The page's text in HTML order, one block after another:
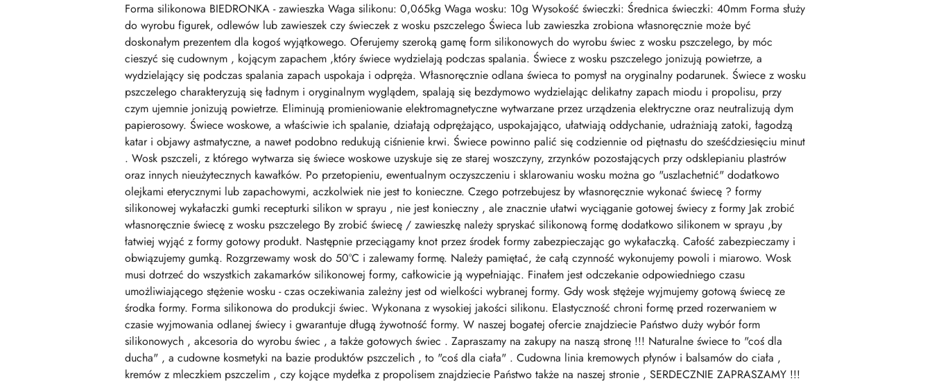
Forma silikonowa BIEDRONKA - zawieszka Waga silikonu: 0,065kg Waga wosku: 10g Wysokość świeczki: Średnica świeczki: 40mm Forma służy
do wyrobu figurek, odlewów lub zawieszek czy świeczek z wosku pszczelego Świeca lub zawieszka zrobiona własnoręcznie może być
doskonałym prezentem dla kogoś wyjątkowego. Oferujemy szeroką gamę form silikonowych do wyrobu świec z wosku pszczelego, by móc
cieszyć się cudownym , kojącym zapachem ,który świece wydzielają podczas spalania. Świece z wosku pszczelego jonizują powietrze, a
wydzielający się podczas spalania zapach uspokaja i odpręża. Własnoręcznie odlana świeca to pomysł na oryginalny podarunek. Świece z wosku
pszczelego charakteryzują się ładnym i oryginalnym wyglądem, spalają się bezdymowo wydzielając delikatny zapach miodu i propolisu, przy
czym ujemnie jonizują powietrze. Eliminują promieniowanie elektromagnetyczne wytwarzane przez urządzenia elektryczne oraz neutralizują dym
papierosowy. Świece woskowe, a właściwie ich spalanie, działają odprężająco, uspokajająco, ułatwiają oddychanie, udrażniają zatoki, łagodzą
katar i objawy astmatyczne, a nawet podobno redukują ciśnienie krwi. Świece powinno palić się codziennie od piętnastu do sześćdziesięciu minut
. Wosk pszczeli, z którego wytwarza się świece woskowe uzyskuje się ze starej woszczyny, zrzynków pozostających przy odsklepianiu plastrów
oraz innych nieużytecznych kawałków. Po przetopieniu, ewentualnym oczyszczeniu i sklarowaniu wosku można go "uszlachetnić" dodatkowo
olejkami eterycznymi lub zapachowymi, aczkolwiek nie jest to konieczne. Czego potrzebujesz by własnoręcznie wykonać świecę ? formy
silikonowej wykałaczki gumki recepturki silikon w sprayu , nie jest konieczny , ale znacznie ułatwi wyciąganie gotowej świecy z formy Jak zrobić
własnoręcznie świecę z wosku pszczelego By zrobić świecę / zawieszkę należy spryskać silikonową formę dodatkowo silikonem w sprayu ,by
łatwiej wyjąć z formy gotowy produkt. Następnie przeciągamy knot przez środek formy zabezpieczając go wykałaczką. Całość zabezpieczamy i
obwiązujemy gumką. Rozgrzewamy wosk do 50°C i zalewamy formę. Należy pamiętać, że całą czynność wykonujemy powoli i miarowo. Wosk
musi dotrzeć do wszystkich zakamarków silikonowej formy, całkowicie ją wypełniając. Finałem jest odczekanie odpowiedniego czasu
umożliwiającego stężenie wosku - czas oczekiwania zależny jest od wielkości wybranej formy. Gdy wosk stężeje wyjmujemy gotową świecę ze
środka formy. Forma silikonowa do produkcji świec. Wykonana z wysokiej jakości silikonu. Elastyczność chroni formę przed rozerwaniem w
czasie wyjmowania odlanej świecy i gwarantuje długą żywotność formy. W naszej bogatej ofercie znajdziecie Państwo duży wybór form
silikonowych , akcesoria do wyrobu świec , a także gotowych świec . Zapraszamy na zakupy na naszą stronę !!! Naturalne świece to "coś dla
ducha" , a cudowne kosmetyki na bazie produktów pszczelich , to "coś dla ciała" . Cudowna linia kremowych płynów i balsamów do ciała ,
kremów z mleczkiem pszczelim , czy kojące mydełka z propolisem znajdziecie Państwo także na naszej stronie , SERDECZNIE ZAPRASZAMY !!!